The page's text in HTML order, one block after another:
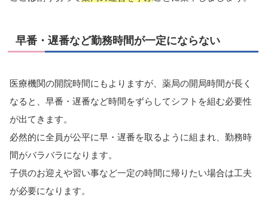
早番・遅番など勤務時間が一定にならない
医療機関の開院時間にもよりますが、薬局の開局時間が長く
なると、早番・遅番など時間をずらしてシフトを組む必要性
が出てきます。
必然的に全員が公平に早・遅番を取るように組まれ、勤務時
間がバラバラになります。
子供のお迎えや習い事など一定の時間に帰りたい場合は工夫
が必要になります。